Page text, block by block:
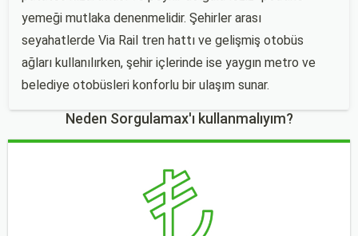
yemeği mutlaka denenmelidir. Şehirler arası
seyahatlerde Via Rail tren hattı ve gelişmiş otobüs
ağları kullanılırken, şehir içlerinde ise yaygın metro ve
belediye otobüsleri konforlu bir ulaşım sunar.
Neden Sorgulamax'ı kullanmalıyım?